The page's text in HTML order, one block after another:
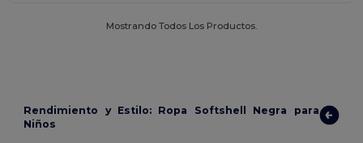
Mostrando Todos Los Productos.
Rendimiento y Estilo: Ropa Softshell Negra para
Niños